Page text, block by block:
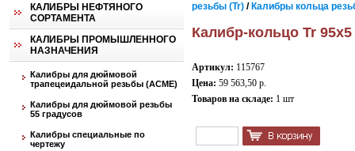
КАЛИБРЫ НЕФТЯНОГО
СОРТАМЕНТА
КАЛИБРЫ ПРОМЫШЛЕННОГО
НАЗНАЧЕНИЯ
Калибры для дюймовой
трапецеидальной резьбы (АСМЕ)
Калибры для дюймовой резьбы
55 градусов
Калибры специальные по
чертежу
резьбы (Tr) / Калибры кольца
Калибр-кольцо Tr
Артикул: 115767
Цена: 59 563,50 р.
Товаров на складе: 1 шт